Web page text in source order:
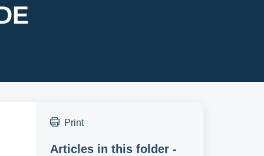
Print
Articles in this folder -